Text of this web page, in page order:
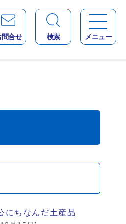
問合せ 検索 メニュー
にちなんだ土産品